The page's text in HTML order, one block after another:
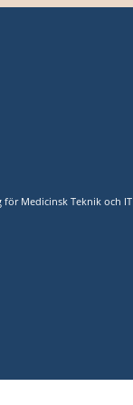
Medicinsk Teknik och IT